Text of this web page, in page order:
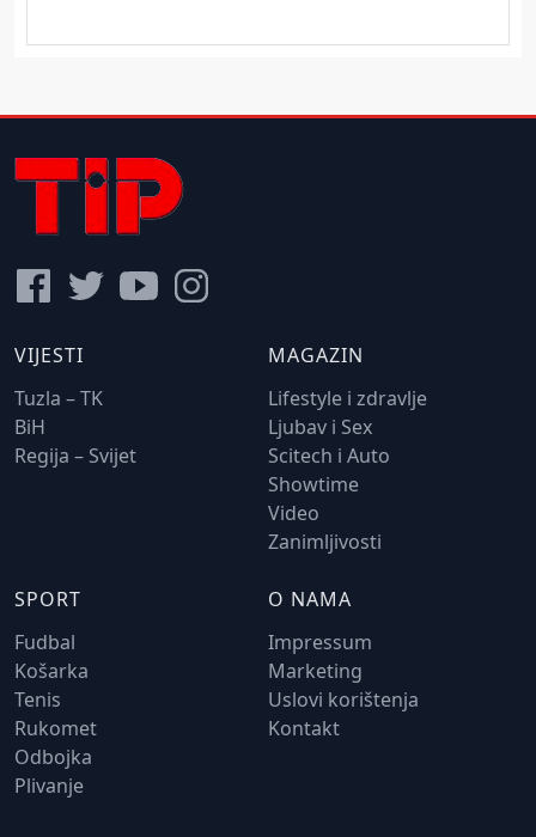
VIJESTI
Tuzla – TK
BiH
Regija – Svijet
MAGAZIN
Lifestyle i zdravlje
Ljubav i Sex
Scitech i Auto
Showtime
Video
Zanimljivosti
SPORT
Fudbal
Košarka
Tenis
Rukomet
Odbojka
Plivanje
O NAMA
Impressum
Marketing
Uslovi korištenja
Kontakt